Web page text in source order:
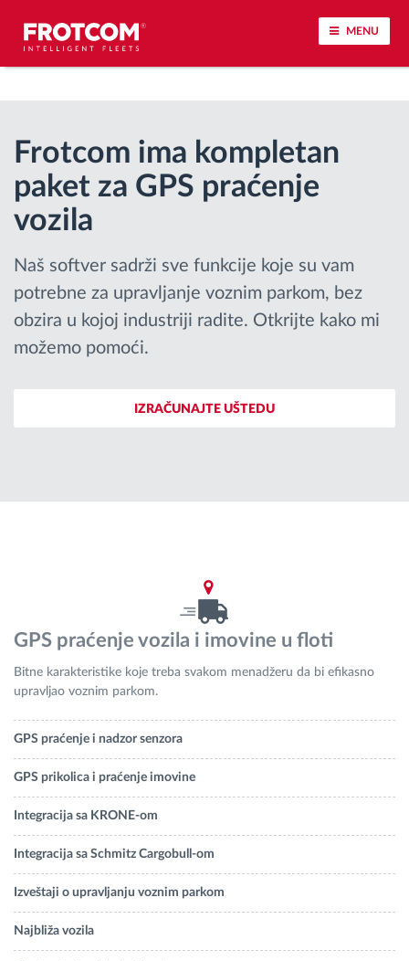
MENU
Praćenje vozila i nadzor senzora
Analiza ponašanja u vožnji
Praćenje vremena vožnje
Upravljanje radnom snagom
Daljinsko preuzimanje tahografa
Kontrola pristupa
Upravljanje gorivom
Automatska identifikacija vozača
Kako rešavamo sve aktivnosti voznog parka
Frotcom ima kompletan
paket za GPS praćenje
vozila
Naš softver sadrži sve funkcije koje su vam
potrebne za upravljanje voznim parkom, bez
obzira u kojoj industriji radite. Otkrijte kako mi
možemo pomoći.
IZRAČUNAJTE UŠTEDU
GPS praćenje vozila i imovine u floti
Bitne karakteristike koje treba svakom menadžeru da bi efikasno
upravljao voznim parkom.
GPS praćenje i nadzor senzora
GPS prikolica i praćenje imovine
Integracija sa KRONE-om
Integracija sa Schmitz Cargobull-om
Izveštaji o upravljanju voznim parkom
Najbliža vozila